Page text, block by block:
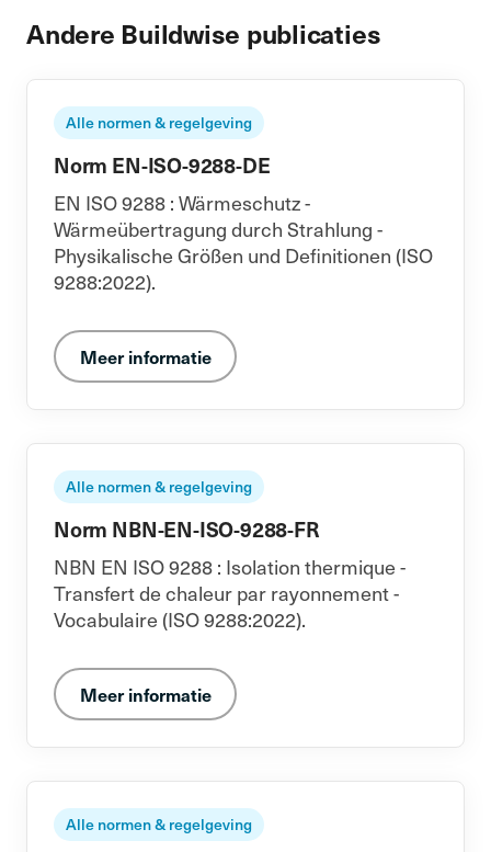
Andere Buildwise publicaties
Alle normen & regelgeving
Norm EN-ISO-9288-DE
EN ISO 9288 : Wärmeschutz -
Wärmeübertragung durch Strahlung -
Physikalische Größen und Definitionen (ISO
9288:2022).
Meer informatie
Alle normen & regelgeving
Norm NBN-EN-ISO-9288-FR
NBN EN ISO 9288 : Isolation thermique -
Transfert de chaleur par rayonnement -
Vocabulaire (ISO 9288:2022).
Meer informatie
Alle normen & regelgeving